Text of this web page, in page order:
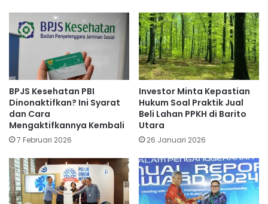
BPJS Kesehatan PBI
Dinonaktifkan? Ini Syarat
dan Cara
Mengaktifkannya Kembali
7 Februari 2026
Investor Minta Kepastian
Hukum Soal Praktik Jual
Beli Lahan PPKH di Barito
Utara
26 Januari 2026